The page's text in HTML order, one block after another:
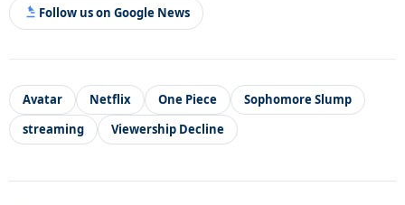
Follow us on Google News
Avatar Netflix One Piece
Sophomore Slump
streaming
Viewership Decline